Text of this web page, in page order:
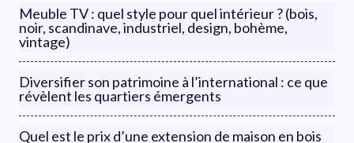
Meuble TV : quel style pour quel intérieur ? (bois,
noir, scandinave, industriel, design, bohème,
vintage)
Diversifier son patrimoine à l’international : ce que
révèlent les quartiers émergents
Quel est le prix d’une extension de maison en bois